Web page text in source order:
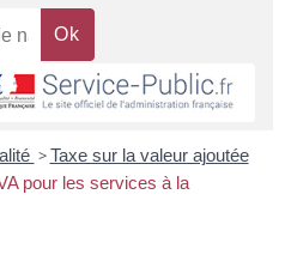
> Taxe sur la valeur ajoutée
pour les services à la